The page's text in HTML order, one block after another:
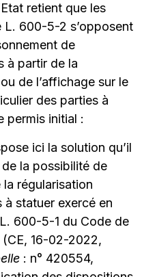
retient que les
L. 600-5-2 s’opposent
de
à partir de la
de l’affichage sur le
des parties à
permis initial :
ici la solution qu’il
de la possibilité de
régularisation
à statuer exercé en
600-5-1 du Code de
(CE, 16-02-2022,
: n° 420554,